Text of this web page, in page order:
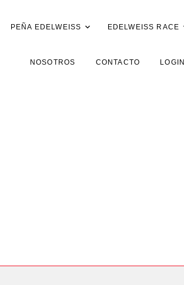
PEÑA EDELWEISS EDELWEISS RACE
NOSOTROS CONTACTO LOGIN